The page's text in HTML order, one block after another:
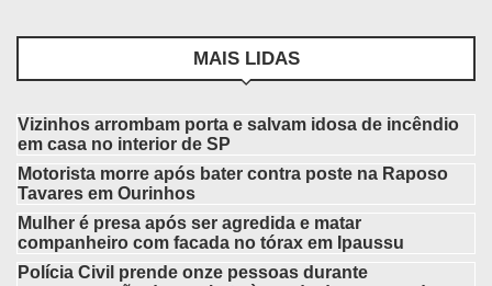
MAIS LIDAS
Vizinhos arrombam porta e salvam idosa de incêndio
em casa no interior de SP
Motorista morre após bater contra poste na Raposo
Tavares em Ourinhos
Mulher é presa após ser agredida e matar
companheiro com facada no tórax em Ipaussu
Polícia Civil prende onze pessoas durante